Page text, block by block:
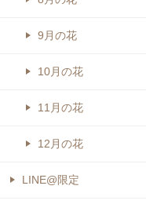
9月の花
10月の花
11月の花
12月の花
LINE@限定